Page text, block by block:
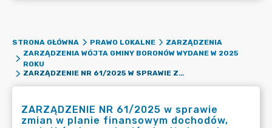
STRONA GŁÓWNA PRAWO LOKALNE
ZARZĄDZENIA
ZARZĄDZENIA WÓJTA GMINY BORONÓW WYDANE W 2025
ROKU
ZARZĄDZENIE NR 61/2025 W SPRAWIE ZMIAN W PLANIE FINANSOWYM DOCHODÓW, WYDATKÓW I PRZYCHODÓW BUDŻETU GMINY BORONÓW NA 2025 ROK.
ZARZĄDZENIE NR 61/2025 w sprawie
zmian w planie finansowym dochodów,